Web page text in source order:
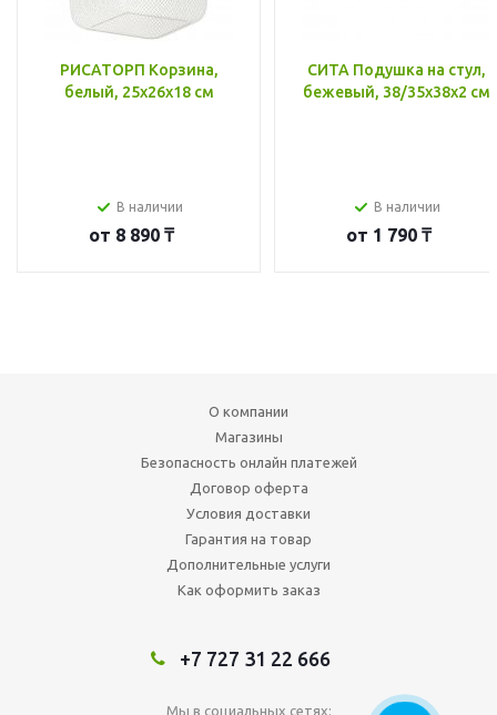
РИСАТОРП Корзина,
белый, 25x26x18 см
В наличии
от 8 890 ₸
СИТА Подушка на стул,
бежевый, 38/35x38x2 см
В наличии
от 1 790 ₸
О компании
Магазины
Безопасность онлайн платежей
Договор оферта
Условия доставки
Гарантия на товар
Дополнительные услуги
Как оформить заказ
+7 727 31 22 666
Мы в социальных сетях: